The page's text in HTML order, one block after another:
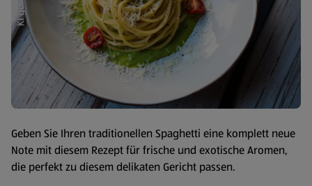
Geben Sie Ihren traditionellen Spaghetti eine komplett neue
Note mit diesem Rezept für frische und exotische Aromen,
die perfekt zu diesem delikaten Gericht passen.